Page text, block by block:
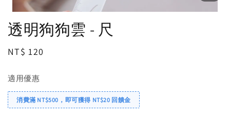
透明狗狗雲 - 尺
Regular
NT$ 120
適用優惠
消費滿 NT$500，即可獲得 NT$20 回饋金